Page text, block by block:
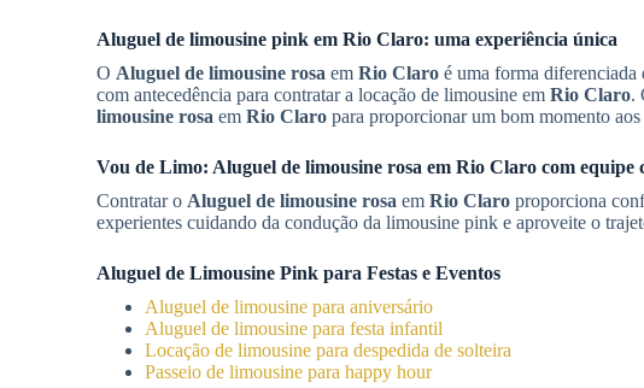
Aluguel de limousine pink em Rio Claro: uma experiência única
O Aluguel de limousine rosa em Rio Claro é uma forma diferenciada
com antecedência para contratar a locação de limousine em Rio Claro.
limousine rosa em Rio Claro para proporcionar um bom momento aos
Vou de Limo: Aluguel de limousine rosa em Rio Claro com equipe
Contratar o Aluguel de limousine rosa em Rio Claro proporciona
experientes cuidando da condução da limousine pink e aproveite o
Aluguel de Limousine Pink para Festas e Eventos
Aluguel de limousine para aniversário
Aluguel de limousine para festa infantil
Locação de limousine para despedida de solteira
Passeio de limousine para happy hour